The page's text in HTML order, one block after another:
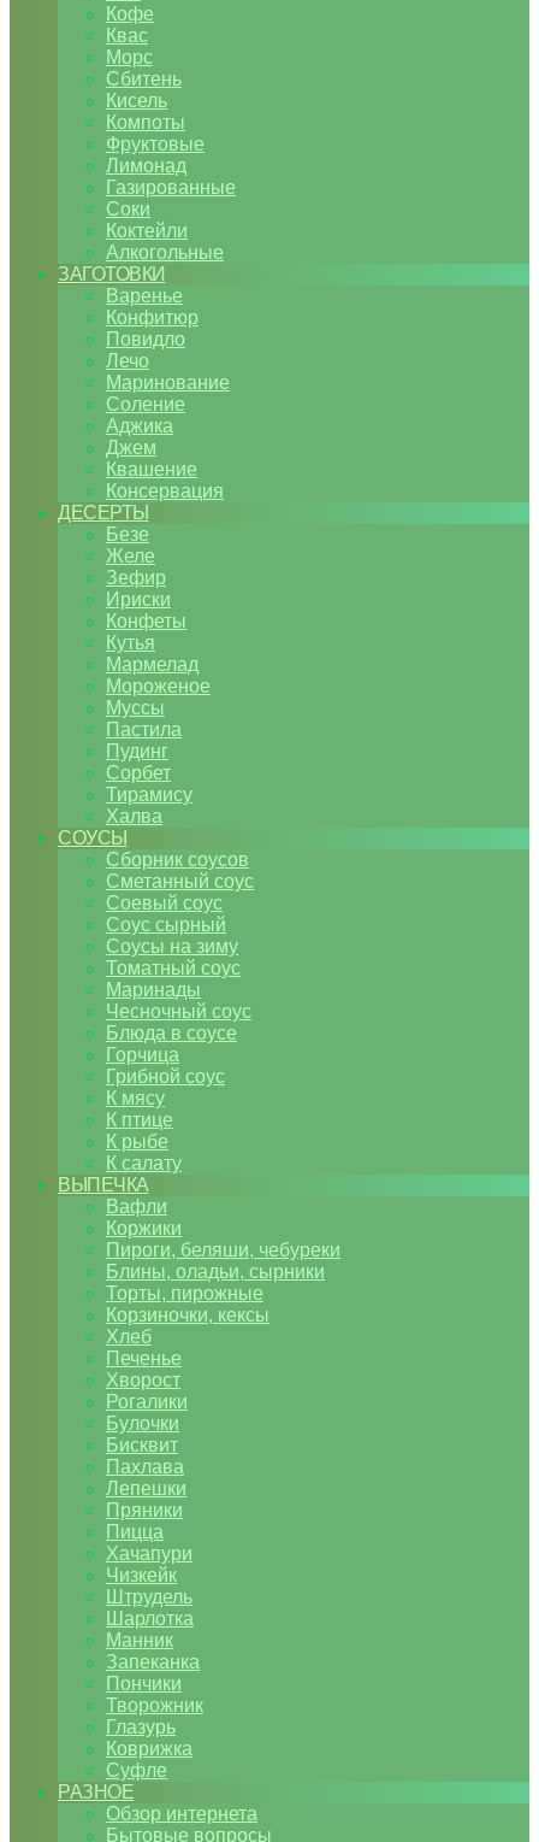
Кофе
Квас
Морс
Сбитень
Кисель
Компоты
Фруктовые
Лимонад
Газированные
Соки
Коктейли
Алкогольные
ЗАГОТОВКИ
Варенье
Конфитюр
Повидло
Лечо
Маринование
Соление
Аджика
Джем
Квашение
Консервация
ДЕСЕРТЫ
Безе
Желе
Зефир
Ириски
Конфеты
Кутья
Мармелад
Мороженое
Муссы
Пастила
Пудинг
Сорбет
Тирамису
Халва
СОУСЫ
Сборник соусов
Сметанный соус
Соевый соус
Соус сырный
Соусы на зиму
Томатный соус
Маринады
Чесночный соус
Блюда в соусе
Горчица
Грибной соус
К мясу
К птице
К рыбе
К салату
ВЫПЕЧКА
Вафли
Коржики
Пироги, беляши, чебуреки
Блины, оладьи, сырники
Торты, пирожные
Корзиночки, кексы
Хлеб
Печенье
Хворост
Рогалики
Булочки
Бисквит
Пахлава
Лепешки
Пряники
Пицца
Хачапури
Чизкейк
Штрудель
Шарлотка
Манник
Запеканка
Пончики
Творожник
Глазурь
Коврижка
Суфле
РАЗНОЕ
Обзор интернета
Бытовые вопросы